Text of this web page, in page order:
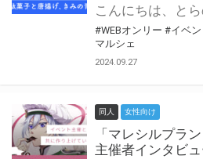
#WEBオンリー #イベ
マルシェ
2024.09.27
同人 女性向け
「マレシルプラ
主催者インタビ